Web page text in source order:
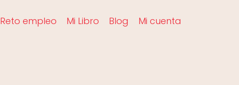
Reto empleo Mi Libro Blog Mi cuenta